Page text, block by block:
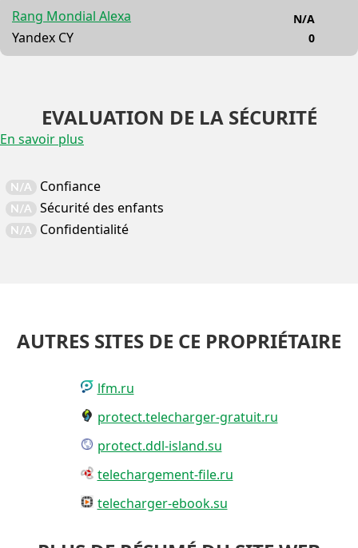
Rang Mondial Alexa
Yandex CY
N/A
0
EVALUATION DE LA SÉCURITÉ
En savoir plus
N/A Confiance
N/A Sécurité des enfants
N/A Confidentialité
AUTRES SITES DE CE PROPRIÉTAIRE
lfm.ru
protect.telecharger-gratuit.ru
protect.ddl-island.su
telechargement-file.ru
telecharger-ebook.su